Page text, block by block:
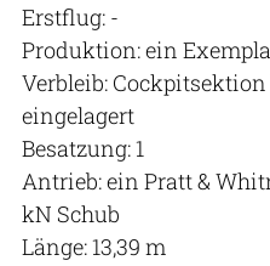
Erstflug: -
Produktion: ein
Verbleib:
eingelagert
Besatzung: 1
Antrieb: ein Pratt &
kN Schub
Länge: 13,39 m